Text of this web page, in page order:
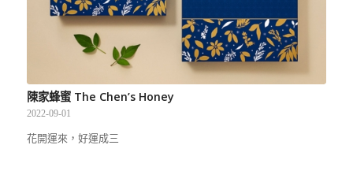
陳家蜂蜜 The Chen’s Honey
2022-09-01
花開運來，好運成三